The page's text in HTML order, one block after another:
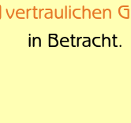
vertraulichen
in Betracht.